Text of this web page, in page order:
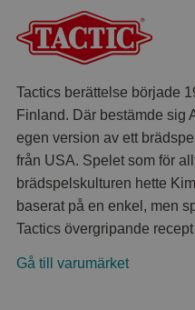
Tactics berättelse började
Finland. Där bestämde sig
egen version av ett
från USA. Spelet som för
brädspelskulturen hette
baserat på en enkel, men
Tactics övergripande
Gå till varumärket